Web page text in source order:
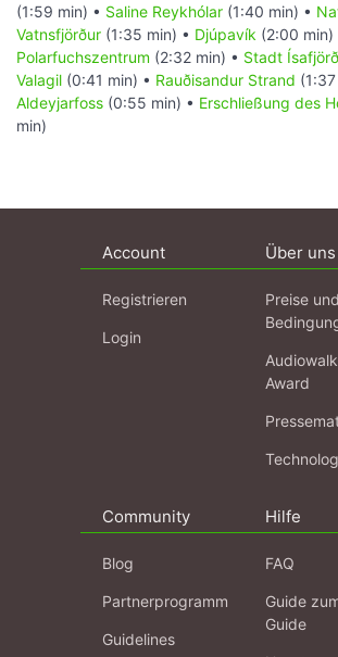
(1:59 min) • Saline Reykhólar (1:40 min) •
Vatnsfjörður (1:35 min) • Djúpavík (2:00 min)
Polarfuchszentrum (2:32 min) • Stadt
Valagil (0:41 min) • Rauðisandur Strand
Aldeyjarfoss (0:55 min) • Erschließung des
min)
Account
Registrieren
Login
Über uns
Preise und
Award
Community
Blog
Partnerprogramm
Guidelines
Hilfe
FAQ
Guide
Guide